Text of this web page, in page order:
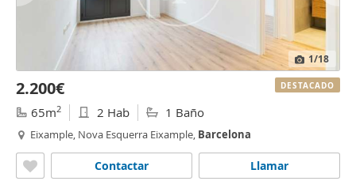
1/18
2.200€
65m2 2 Hab 1 Baño
Eixample, Nova Esquerra Eixample, Barcelona
Llamar
Contactar
DESTACADO